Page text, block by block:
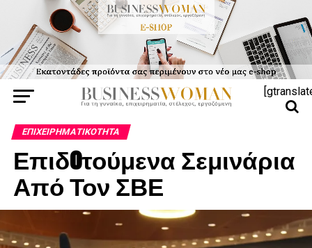
ΕΠΙΧΕΙΡΗΜΑΤΙΚΌΤΗΤΑ
Επιδoτούμενα Σεμινάρια
Από Τον ΣΒΕ